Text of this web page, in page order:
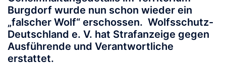
Burgdorf wurde nun schon wieder ein
„falscher Wolf“ erschossen. Wolfsschutz-
Deutschland e. V. hat Strafanzeige gegen
Ausführende und Verantwortliche
erstattet.